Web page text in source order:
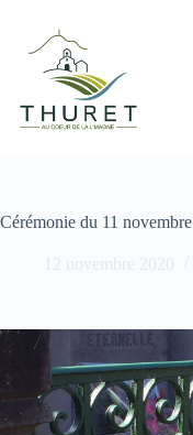
contenu
Cérémonie du 11 novembre
12 novembre 2020